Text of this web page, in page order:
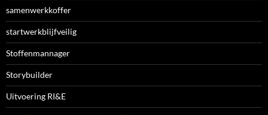
samenwerkkoffer
startwerkblijfveilig
Stoffenmannager
Storybuilder
Uitvoering RI&E